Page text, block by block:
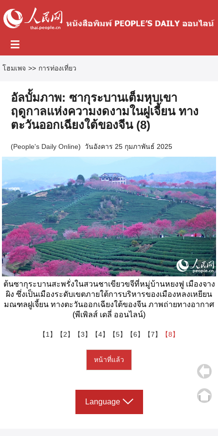
โฮมเพจ >> การท่องเที่ยว
อัลบั้มภาพ: ซากุระบานเต็มหุบเขา
ฤดูกาลแห่งความงดงามในฝูเจี้ยน ทาง
ตะวันออกเฉียงใต้ของจีน (8)
(People's Daily Online) วันอังคาร 25 กุมภาพันธ์ 2025
ต้นซากุระบานสะพรั่งในสวนชาเขียวขจีที่หมู่บ้านหยงฟู เมืองจาง
ผิง ซึ่งเป็นเมืองระดับเขตภายใต้การบริหารของเมืองหลงเหยียน
มณฑลฝูเจี้ยน ทางตะวันออกเฉียงใต้ของจีน ภาพถ่ายทางอากาศ
(พีเพิลส์ เดลี่ ออนไลน์)
【1】 【2】 【3】 【4】 【5】 【6】 【7】 【8】
หน้าที่แล้ว
Language